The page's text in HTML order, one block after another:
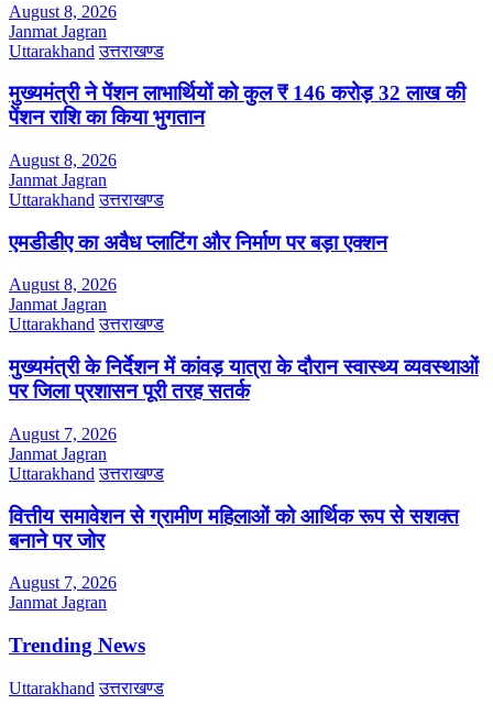
August 8, 2026
Janmat Jagran
Uttarakhand उत्तराखण्ड
मुख्यमंत्री ने पेंशन लाभार्थियों को कुल ₹ 146 करोड़ 32 लाख की
पेंशन राशि का किया भुगतान
August 8, 2026
Janmat Jagran
Uttarakhand उत्तराखण्ड
एमडीडीए का अवैध प्लाटिंग और निर्माण पर बड़ा एक्शन
August 8, 2026
Janmat Jagran
Uttarakhand उत्तराखण्ड
मुख्यमंत्री के निर्देशन में कांवड़ यात्रा के दौरान स्वास्थ्य व्यवस्थाओं
पर जिला प्रशासन पूरी तरह सतर्क
August 7, 2026
Janmat Jagran
Uttarakhand उत्तराखण्ड
वित्तीय समावेशन से ग्रामीण महिलाओं को आर्थिक रूप से सशक्त
बनाने पर जोर
August 7, 2026
Janmat Jagran
Trending News
Uttarakhand उत्तराखण्ड